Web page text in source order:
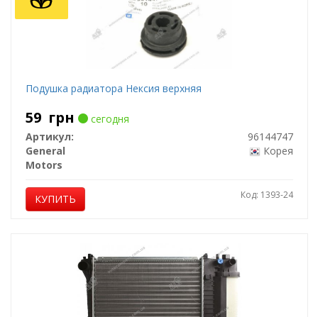
Подушка радиатора Нексия верхняя
59 грн
сегодня
Артикул:
96144747
General
Motors
Корея
КУПИТЬ Код: 1393-24